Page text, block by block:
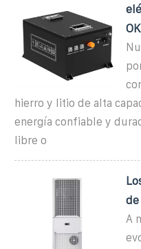
hierro y litio de alta
energía confiable y
libre o
A